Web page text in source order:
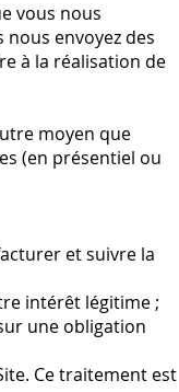
vous nous
envoyez des
à la réalisation de
moyen que
(en présentiel ou
et suivre la
intérêt légitime ;
une obligation
Ce traitement est